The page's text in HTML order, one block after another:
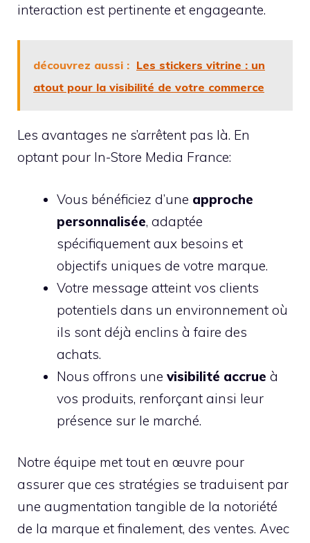
interaction est pertinente et engageante.
découvrez aussi : Les stickers vitrine : un
atout pour la visibilité de votre commerce
Les avantages ne s’arrêtent pas là. En
optant pour In-Store Media France:
Vous bénéficiez d’une approche
personnalisée, adaptée
spécifiquement aux besoins et
objectifs uniques de votre marque.
Votre message atteint vos clients
potentiels dans un environnement où
ils sont déjà enclins à faire des
achats.
Nous offrons une visibilité accrue à
vos produits, renforçant ainsi leur
présence sur le marché.
Notre équipe met tout en œuvre pour
assurer que ces stratégies se traduisent par
une augmentation tangible de la notoriété
de la marque et finalement, des ventes. Avec